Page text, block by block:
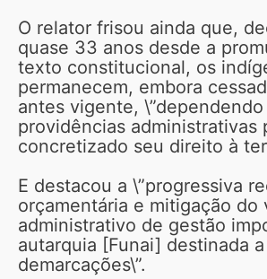
O relator frisou ainda que,
quase 33 anos desde a
texto constitucional, os
permanecem, embora
antes vigente, \”dependendo
providências administrativas
concretizado seu direito à
E destacou a \”progressiva
orçamentária e mitigação do
administrativo de gestão
autarquia [Funai] destinada
demarcações\”.